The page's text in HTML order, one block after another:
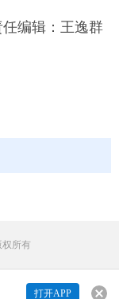
打开APP
任编辑：王逸群
所有